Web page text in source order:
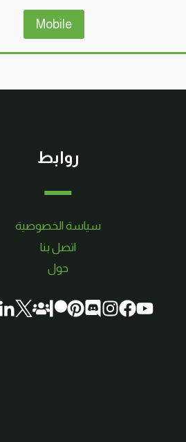
Mobile
روابط
سياسة الخصوصية
اتصل بنا
حول